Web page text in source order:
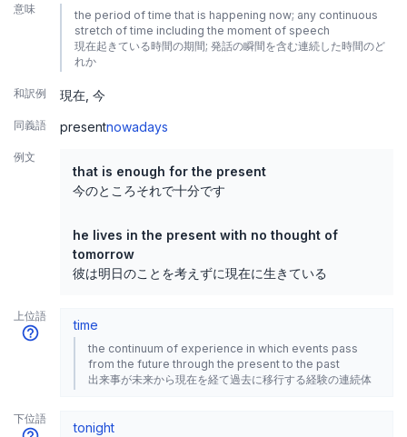
意味
the period of time that is happening now; any continuous
stretch of time including the moment of speech
現在起きている時間の期間; 発話の瞬間を含む連続した時間のど
れか
和訳例 現在 今
同義語 presentnowadays
例文
that is enough for the present
今のところそれで十分です
he lives in the present with no thought of
tomorrow
彼は明日のことを考えずに現在に生きている
上位語
time
the continuum of experience in which events pass
from the future through the present to the past
出来事が未来から現在を経て過去に移行する経験の連続体
下位語
tonight